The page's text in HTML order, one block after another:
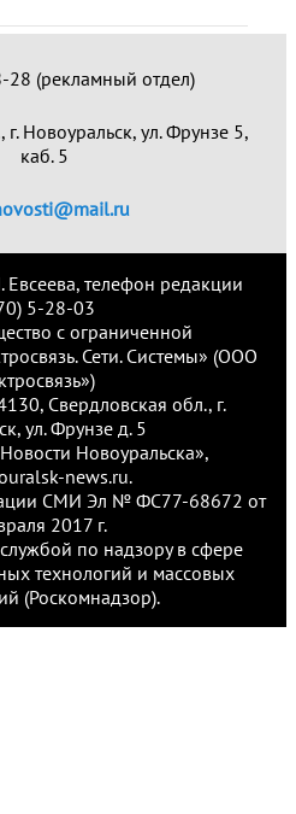
28 (рекламный отдел)
Новоуральск, ул. Фрунзе 5,
каб. 5
Евсеева, телефон редакции
5-28-03
с ограниченной
Сети. Системы» (ООО
Свердловская обл., г.
ул. Фрунзе д. 5
Новоуральска»,
news.ru.
СМИ Эл № ФС77-68672 от
2017 г.
по надзору в сфере
технологий и массовых
(Роскомнадзор).